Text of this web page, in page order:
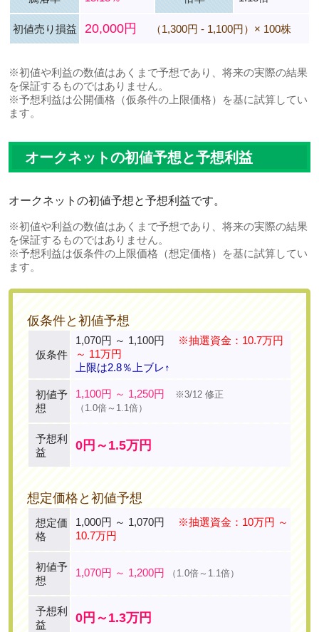
初値売り損益 20,000円 （1,300円 - 1,100円）× 100株
※初値や利益の数値はあくまで予想であり、将来の実際の結果
を保証するものではありません。
※予想利益は公開価格（仮条件の上限価格）を基に試算してい
ます。
オークネットの初値予想と予想利益
オークネットの初値予想と予想利益です。
※初値や利益の数値はあくまで予想であり、将来の実際の結果
を保証するものではありません。
※予想利益は仮条件の上限価格（想定価格）を基に試算してい
ます。
仮条件と初値予想
仮条件
1,070円 ～ 1,100円
※抽選資金：10.7万円
～ 11万円
上限は2.8％上ブレ↑
初値予
想
1,100円 ～ 1,250円
※3/12 修正
（1.0倍～1.1倍）
予想利
益
0円～1.5万円
想定価格と初値予想
想定価
格
1,000円 ～ 1,070円
※抽選資金：10万円 ～
10.7万円
初値予
想
1,070円 ～ 1,200円 （1.0倍～1.1倍）
予想利
益
0円～1.3万円